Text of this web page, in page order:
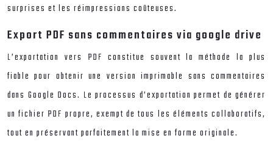
surprises et les réimpressions coûteuses.
Export PDF sans commentaires via google drive
L’exportation vers PDF constitue souvent la méthode la plus
fiable pour obtenir une version imprimable sans commentaires
dans Google Docs. Le processus d’exportation permet de générer
un fichier PDF propre, exempt de tous les éléments collaboratifs,
tout en préservant parfaitement la mise en forme originale.